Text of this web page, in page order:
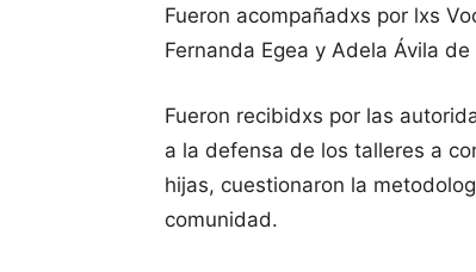
Fueron acompañadxs por lxs
Fernanda Egea y Adela Ávila
Fueron recibidxs por las
a la defensa de los talleres a
hijas, cuestionaron la
comunidad.